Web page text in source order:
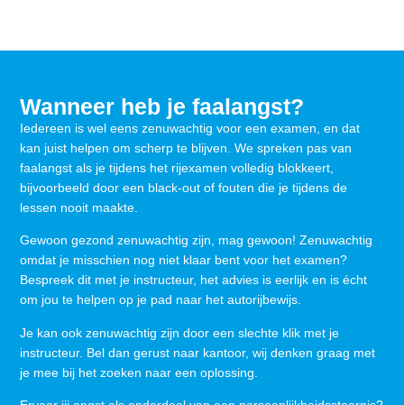
Wanneer heb je faalangst?
Iedereen is wel eens zenuwachtig voor een examen, en dat
kan juist helpen om scherp te blijven. We spreken pas van
faalangst als je tijdens het rijexamen volledig blokkeert,
bijvoorbeeld door een black-out of fouten die je tijdens de
lessen nooit maakte.
Gewoon gezond zenuwachtig zijn, mag gewoon! Zenuwachtig
omdat je misschien nog niet klaar bent voor het examen?
Bespreek dit met je instructeur, het advies is eerlijk en is écht
om jou te helpen op je pad naar het autorijbewijs.
Je kan ook zenuwachtig zijn door een slechte klik met je
instructeur. Bel dan gerust naar kantoor, wij denken graag met
je mee bij het zoeken naar een oplossing.